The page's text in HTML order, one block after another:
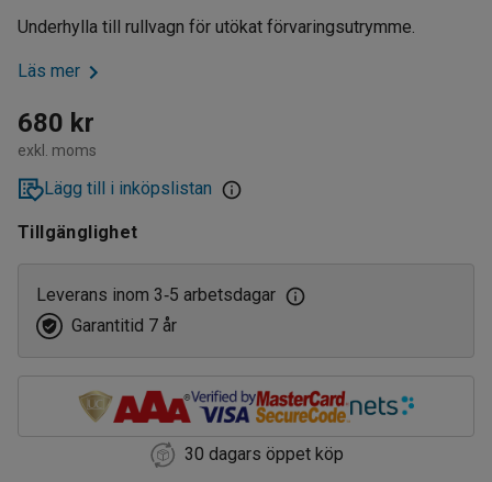
Underhylla till rullvagn för utökat förvaringsutrymme.
Läs mer
680 kr
exkl. moms
Lägg till i inköpslistan
Tillgänglighet
Leverans inom 3‑5 arbetsdagar
Garantitid 7 år
30 dagars öppet köp